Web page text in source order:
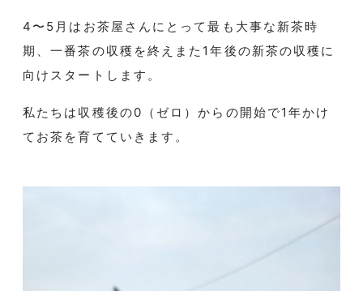
4〜5月はお茶屋さんにとって最も大事な新茶時
期、一番茶の収穫を終えまた1年後の新茶の収穫に
向けスタートします。
私たちは収穫後の0（ゼロ）からの開始で1年かけ
てお茶を育てていきます。